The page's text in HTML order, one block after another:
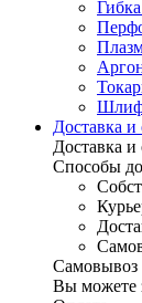
Доставка и
Доставка
Способы
Самовывоз
Вы можете